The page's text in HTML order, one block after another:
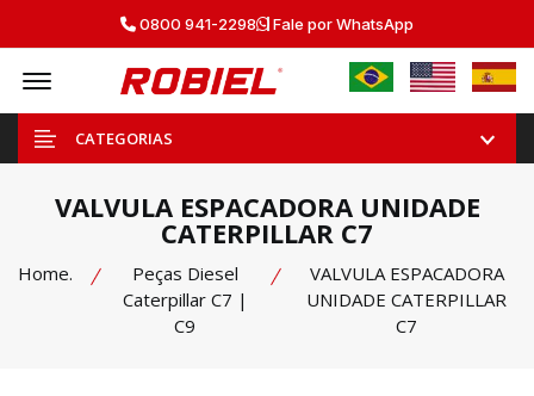
0800 941-2298 Fale por WhatsApp
Offcanvas Menu Open
CATEGORIAS
VALVULA ESPACADORA UNIDADE
CATERPILLAR C7
Home.
Peças Diesel
Caterpillar C7 |
C9
VALVULA ESPACADORA
UNIDADE CATERPILLAR
C7